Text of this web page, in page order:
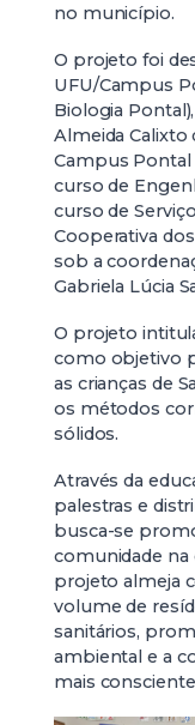
no município.
O projeto foi
UFU/Campus
Biologia
Almeida Calixto
Campus Pontal
curso de
curso de
Cooperativa
sob a
Gabriela Lúcia
O projeto
como objetivo
as crianças de
os métodos
sólidos.
Através da
palestras e
busca-se
comunidade na
projeto almeja
volume de
sanitários,
ambiental e a
mais